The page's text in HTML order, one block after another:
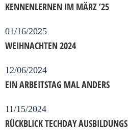
KENNENLERNEN IM MÄRZ ’25
01/16/2025
WEIHNACHTEN 2024
12/06/2024
EIN ARBEITSTAG MAL ANDERS
11/15/2024
RÜCKBLICK TECHDAY